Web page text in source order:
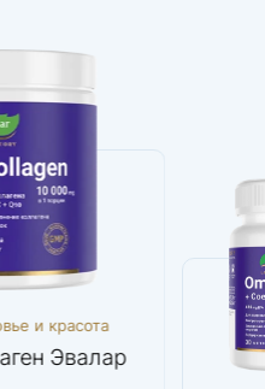
и красота
Эвалар